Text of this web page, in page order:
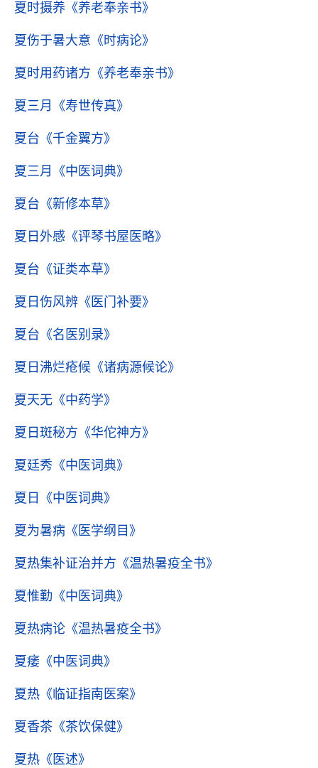
夏时摄养 《养老奉亲书》
夏伤于暑大意 《时病论》
夏时用药诸方 《养老奉亲书》
夏三月 《寿世传真》
夏台 《千金翼方》
夏三月 《中医词典》
夏台 《新修本草》
夏日外感 《评琴书屋医略》
夏台 《证类本草》
夏日伤风辨 《医门补要》
夏台 《名医别录》
夏日沸烂疮候 《诸病源候论》
夏天无 《中药学》
夏日斑秘方 《华佗神方》
夏廷秀 《中医词典》
夏日 《中医词典》
夏为暑病 《医学纲目》
夏热集补证治并方 《温热暑疫全书》
夏惟勤 《中医词典》
夏热病论 《温热暑疫全书》
夏痿 《中医词典》
夏热 《临证指南医案》
夏香茶 《茶饮保健》
夏热 《医述》